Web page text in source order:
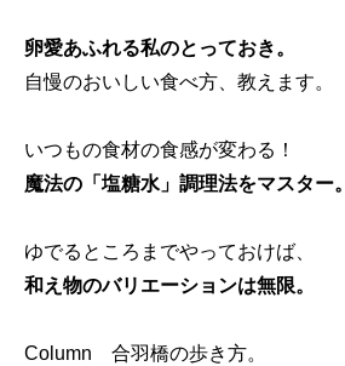
卵愛あふれる私のとっておき。
自慢のおいしい食べ方、教えます。
いつもの食材の食感が変わる！
魔法の「塩糖水」調理法をマスター。
ゆでるところまでやっておけば、
和え物のバリエーションは無限。
Column 合羽橋の歩き方。